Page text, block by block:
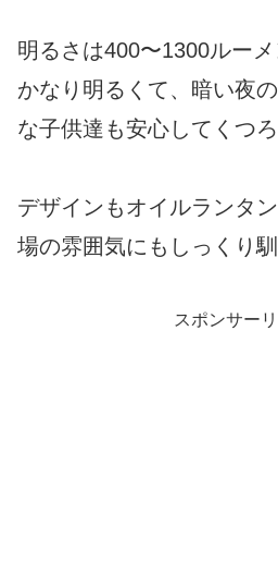
明るさは400〜1300ルーメ
かなり明るくて、暗い夜
な子供達も安心してくつ
デザインもオイルランタ
場の雰囲気にもしっくり
スポンサー